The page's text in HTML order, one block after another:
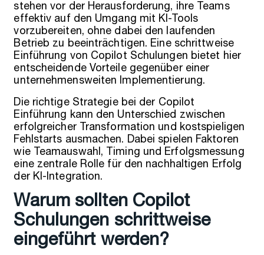
stehen vor der Herausforderung, ihre Teams
effektiv auf den Umgang mit KI-Tools
vorzubereiten, ohne dabei den laufenden
Betrieb zu beeinträchtigen. Eine schrittweise
Einführung von Copilot Schulungen bietet hier
entscheidende Vorteile gegenüber einer
unternehmensweiten Implementierung.
Die richtige Strategie bei der Copilot
Einführung kann den Unterschied zwischen
erfolgreicher Transformation und kostspieligen
Fehlstarts ausmachen. Dabei spielen Faktoren
wie Teamauswahl, Timing und Erfolgsmessung
eine zentrale Rolle für den nachhaltigen Erfolg
der KI-Integration.
Warum sollten Copilot
Schulungen schrittweise
eingeführt werden?